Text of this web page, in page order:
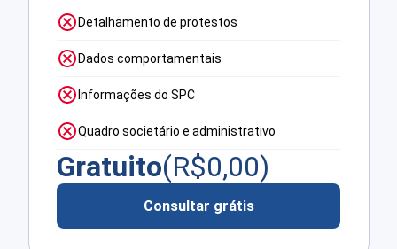
Detalhamento de protestos
Dados comportamentais
Informações do SPC
Quadro societário e administrativo
Gratuito(R$0,00)
Consultar grátis